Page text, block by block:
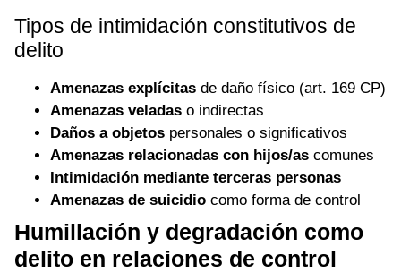
Tipos de intimidación constitutivos de
delito
Amenazas explícitas de daño físico (art. 169 CP)
Amenazas veladas o indirectas
Daños a objetos personales o significativos
Amenazas relacionadas con hijos/as comunes
Intimidación mediante terceras personas
Amenazas de suicidio como forma de control
Humillación y degradación como
delito en relaciones de control